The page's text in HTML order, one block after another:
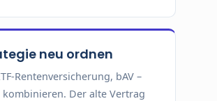
neu ordnen
Rentenversicherung, bAV –
kombinieren. Der alte Vertrag